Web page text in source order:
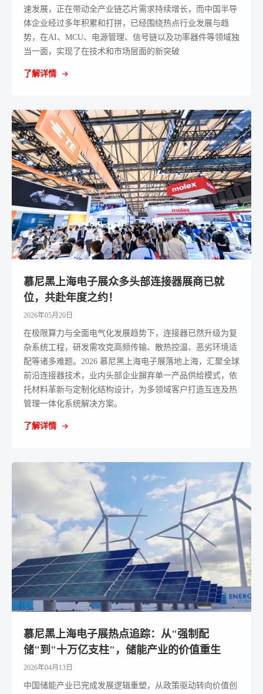
速发展，正在带动全产业链芯片需求持续增长，而中国半导
体企业经过多年积累和打拼，已经围绕热点行业发展与趋
势，在AI、MCU、电源管理、信号链以及功率器件等领域独
当一面，实现了在技术和市场层面的新突破
了解详情
慕尼黑上海电子展众多头部连接器展商已就
位，共赴年度之约！
2026年05月20日
在极限算力与全面电气化发展趋势下，连接器已然升级为复
杂系统工程，研发需攻克高频传输、散热控温、恶劣环境适
配等诸多难题。2026 慕尼黑上海电子展落地上海，汇聚全球
前沿连接器技术，业内头部企业摒弃单一产品供给模式，依
托材料革新与定制化结构设计，为多领域客户打造互连及热
管理一体化系统解决方案。
了解详情
慕尼黑上海电子展热点追踪：从"强制配
储"到"十万亿支柱"，储能产业的价值重生
2026年04月13日
中国储能产业已完成发展逻辑重塑，从政策驱动转向价值创